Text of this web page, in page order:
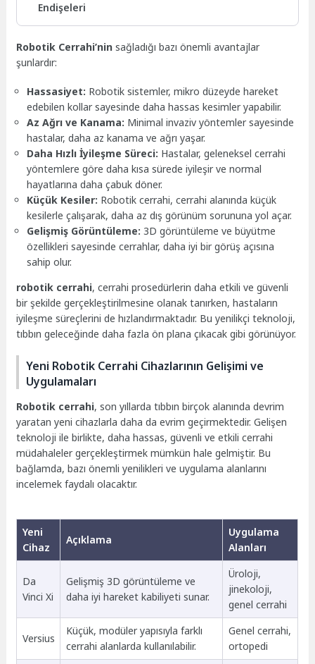
Endişeleri
Robotik Cerrahi’nin sağladığı bazı önemli avantajlar
şunlardır:
Hassasiyet: Robotik sistemler, mikro düzeyde hareket
edebilen kollar sayesinde daha hassas kesimler yapabilir.
Az Ağrı ve Kanama: Minimal invaziv yöntemler sayesinde
hastalar, daha az kanama ve ağrı yaşar.
Daha Hızlı İyileşme Süreci: Hastalar, geleneksel cerrahi
yöntemlere göre daha kısa sürede iyileşir ve normal
hayatlarına daha çabuk döner.
Küçük Kesiler: Robotik cerrahi, cerrahi alanında küçük
kesilerle çalışarak, daha az dış görünüm sorununa yol açar.
Gelişmiş Görüntüleme: 3D görüntüleme ve büyütme
özellikleri sayesinde cerrahlar, daha iyi bir görüş açısına
sahip olur.
robotik cerrahi, cerrahi prosedürlerin daha etkili ve güvenli
bir şekilde gerçekleştirilmesine olanak tanırken, hastaların
iyileşme süreçlerini de hızlandırmaktadır. Bu yenilikçi teknoloji,
tıbbın geleceğinde daha fazla ön plana çıkacak gibi görünüyor.
Yeni Robotik Cerrahi Cihazlarının Gelişimi ve
Uygulamaları
Robotik cerrahi, son yıllarda tıbbın birçok alanında devrim
yaratan yeni cihazlarla daha da evrim geçirmektedir. Gelişen
teknoloji ile birlikte, daha hassas, güvenli ve etkili cerrahi
müdahaleler gerçekleştirmek mümkün hale gelmiştir. Bu
bağlamda, bazı önemli yenilikleri ve uygulama alanlarını
incelemek faydalı olacaktır.
Yeni
Cihaz
Açıklama
Uygulama
Alanları
Da
Vinci Xi
Gelişmiş 3D görüntüleme ve
daha iyi hareket kabiliyeti sunar.
Üroloji,
jinekoloji,
genel cerrahi
Versius
Küçük, modüler yapısıyla farklı
cerrahi alanlarda kullanılabilir.
Genel cerrahi,
ortopedi